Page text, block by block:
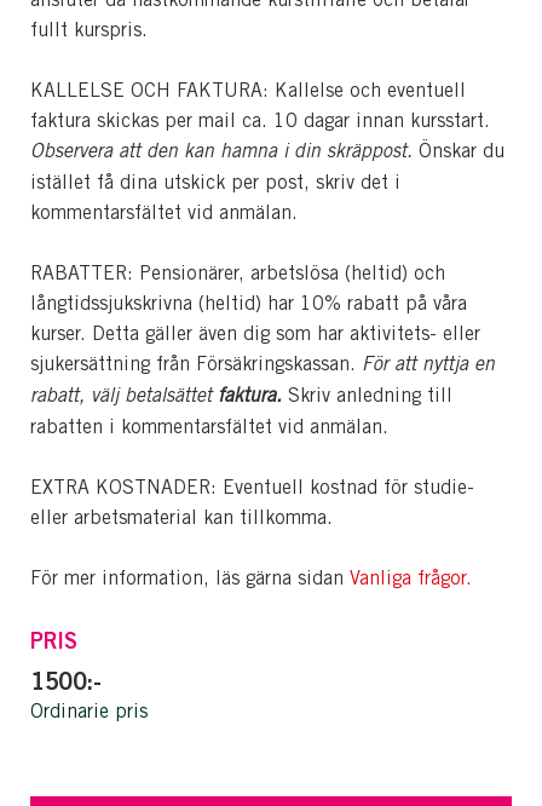
fullt kurspris.
KALLELSE OCH FAKTURA: Kallelse och eventuell
faktura skickas per mail ca. 10 dagar innan kursstart.
Observera att den kan hamna i din skräppost. Önskar du
istället få dina utskick per post, skriv det i
kommentarsfältet vid anmälan.
RABATTER: Pensionärer, arbetslösa (heltid) och
långtidssjukskrivna (heltid) har 10% rabatt på våra
kurser. Detta gäller även dig som har aktivitets- eller
sjukersättning från Försäkringskassan. För att nyttja en
rabatt, välj betalsättet faktura. Skriv anledning till
rabatten i kommentarsfältet vid anmälan.
EXTRA KOSTNADER: Eventuell kostnad för studie-
eller arbetsmaterial kan tillkomma.
För mer information, läs gärna sidan Vanliga frågor.
PRIS
1500:-
Ordinarie pris